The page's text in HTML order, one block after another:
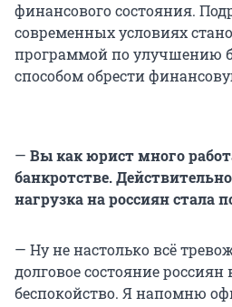
финансового состояния.
современных условиях
программой по улучшению
способом обрести
— Вы как юрист много
банкротстве.
нагрузка на россиян стала
— Ну не настолько всё
долговое состояние
беспокойство. Я напомню